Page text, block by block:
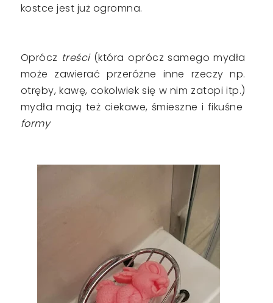
kostce jest już ogromna.
Oprócz treści (która oprócz samego mydła
może zawierać przeróżne inne rzeczy np.
otręby, kawę, cokolwiek się w nim zatopi itp.)
mydła mają też ciekawe, śmieszne i fikuśne
formy